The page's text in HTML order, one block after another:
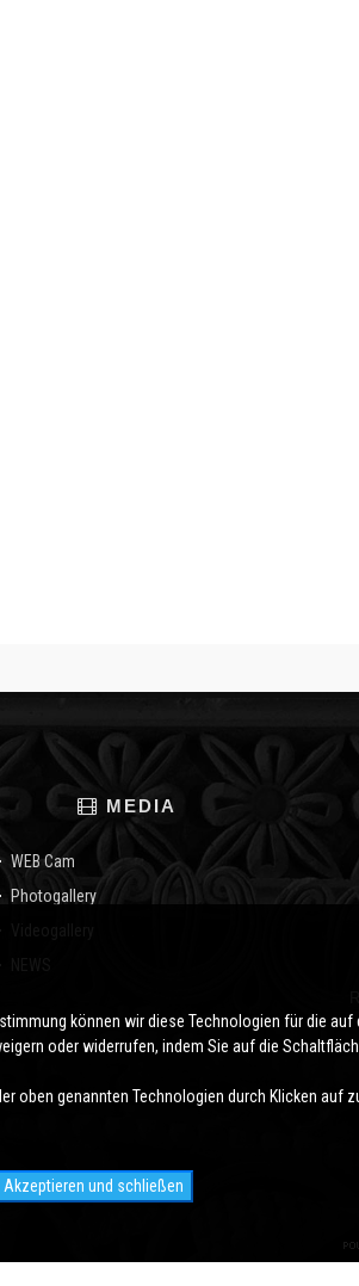
MEDIA
WEB Cam
Photogallery
können wir diese Technologien für die
oder widerrufen, indem Sie auf die
oben genannten Technologien durch Klicken auf
Akzeptieren und schließen